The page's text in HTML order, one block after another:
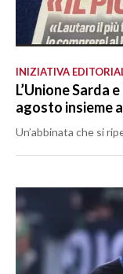
INIZIATIVA
L’Unione Sarda
agosto insieme
Un’abbinata che si